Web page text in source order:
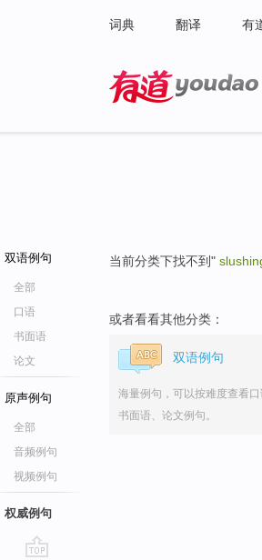
词典 翻译 有
双语例句
全部
口语
书面语
论文
原声例句
全部
音频例句
视频例句
权威例句
当前分类下找不到"
或者看看其他分类：
双语例句
海量例句，可以按难度查看口
书面语、论文例句。